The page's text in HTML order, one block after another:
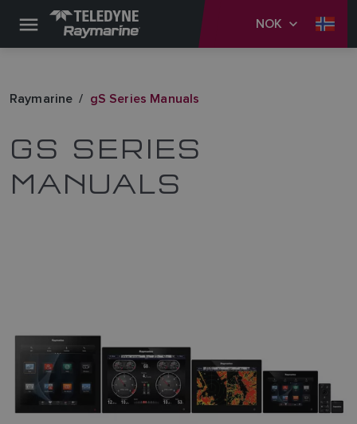
NOK
Raymarine gS Series Manuals
GS SERIES
MANUALS